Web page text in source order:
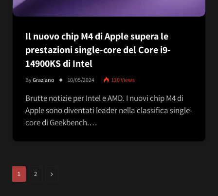
Il nuovo chip M4 di Apple supera le
prestazioni single-core del Core i9-
14900KS di Intel
ByGraziano 10/05/2024 130Views
Brutte notizie per Intel e AMD. I nuovi chip M4 di
Apple sono diventati leader nella classifica single-
core di Geekbench.…
1 2 Next